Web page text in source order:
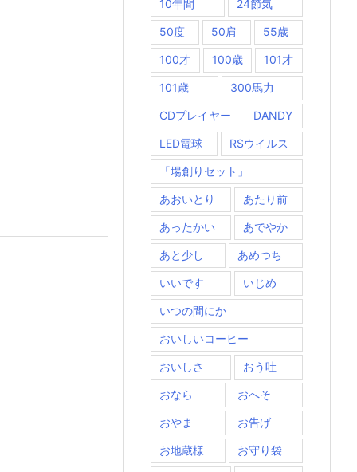
10年間 24節気
50度 50肩 55歳
100才 100歳 101才
101歳 300馬力
CDプレイヤー DANDY
LED電球 RSウイルス
「場創りセット」
あおいとり あたり前
あったかい あでやか
あと少し あめつち
いいです いじめ
いつの間にか
おいしいコーヒー
おいしさ おう吐
おなら おへそ
おやま お告げ
お地蔵様 お守り袋